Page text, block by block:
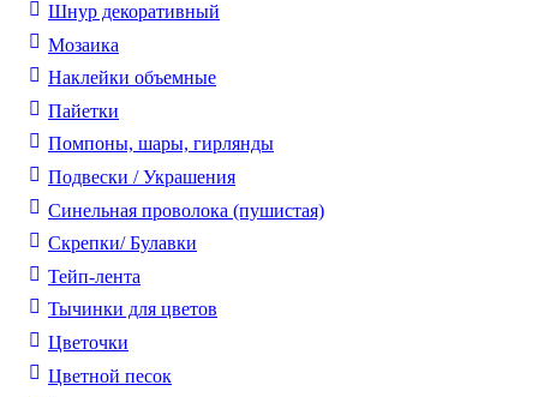
Шнур декоративный
Мозаика
Наклейки объемные
Пайетки
Помпоны, шары, гирлянды
Подвески / Украшения
Синельная проволока (пушистая)
Скрепки/ Булавки
Тейп-лента
Тычинки для цветов
Цветочки
Цветной песок